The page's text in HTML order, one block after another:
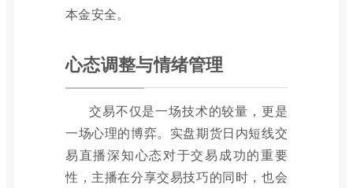
本金安全。
心态调整与情绪管理
交易不仅是一场技术的较量，更是
一场心理的博弈。实盘期货日内短线交
易直播深知心态对于交易成功的重要
性，主播在分享交易技巧的同时，也会